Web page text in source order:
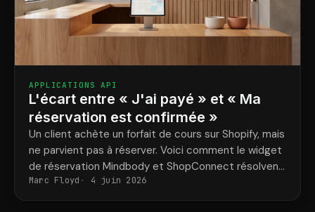
APPLICATIONS API
L'écart entre « J'ai payé » et « Ma
réservation est confirmée »
Un client achète un forfait de cours sur Shopify, mais
ne parvient pas à réserver. Voici comment le widget
de réservation Mindbody et ShopConnect résolvent
définitivement ce problème.
Marc Floyd 4 juin 2026